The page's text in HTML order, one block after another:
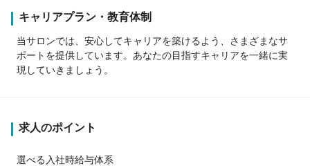
キャリアプラン・教育体制
当サロンでは、安心してキャリアを築けるよう、さまざまなサ
ポートを提供しています。あなたの目指すキャリアを一緒に実
現していきましょう。
求人のポイント
選べる入社時給与体系